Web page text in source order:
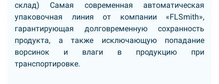
склад) Самая современная автоматическая
упаковочная линия от компании «FLSmith»,
гарантирующая долговременную сохранность
продукта, а также исключающую попадание
ворсинок и влаги в продукцию при
транспортировке.